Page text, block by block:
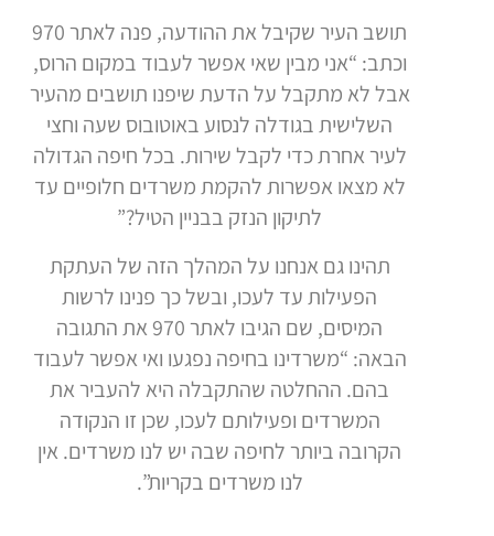
תושב העיר שקיבל את ההודעה, פנה לאתר 970
וכתב: “אני מבין שאי אפשר לעבוד במקום הרוס,
אבל לא מתקבל על הדעת שיפנו תושבים מהעיר
השלישית בגודלה לנסוע באוטובוס שעה וחצי
לעיר אחרת כדי לקבל שירות. בכל חיפה הגדולה
לא מצאו אפשרות להקמת משרדים חלופיים עד
לתיקון הנזק בבניין הטיל?”
תהינו גם אנחנו על המהלך הזה של העתקת
הפעילות עד לעכו, ובשל כך פנינו לרשות
המיסים, שם הגיבו לאתר 970 את התגובה
הבאה: “משרדינו בחיפה נפגעו ואי אפשר לעבוד
בהם. ההחלטה שהתקבלה היא להעביר את
המשרדים ופעילותם לעכו, שכן זו הנקודה
הקרובה ביותר לחיפה שבה יש לנו משרדים. אין
לנו משרדים בקריות”.